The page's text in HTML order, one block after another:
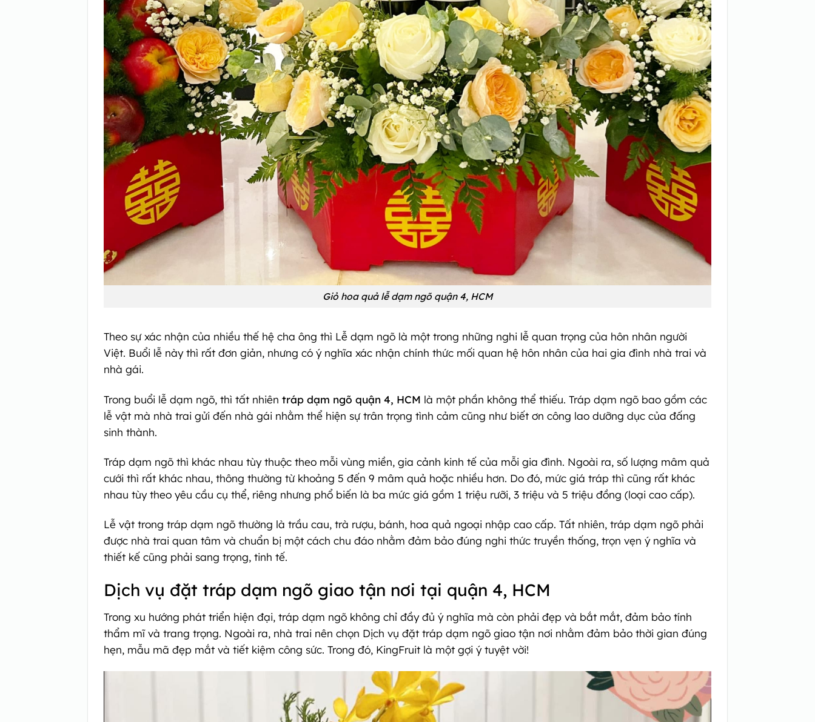
Giỏ hoa quả lễ dạm ngõ quận 4, HCM
Theo sự xác nhận của nhiều thế hệ cha ông thì Lễ dạm ngõ là một trong những nghi lễ quan trọng của hôn nhân người
Việt. Buổi lễ này thì rất đơn giản, nhưng có ý nghĩa xác nhận chính thức mối quan hệ hôn nhân của hai gia đình nhà trai và
nhà gái.
Trong buổi lễ dạm ngõ, thì tất nhiêntráp dạm ngõ quận 4, HCM là một phần không thể thiếu. Tráp dạm ngõ bao gồm các
lễ vật mà nhà trai gửi đến nhà gái nhằm thể hiện sự trân trọng tình cảm cũng như biết ơn công lao dưỡng dục của đấng
sinh thành.
Tráp dạm ngõ thì khác nhau tùy thuộc theo mỗi vùng miền, gia cảnh kinh tế của mỗi gia đình. Ngoài ra, số lượng mâm quả
cưới thì rất khác nhau, thông thường từ khoảng 5 đến 9 mâm quả hoặc nhiều hơn. Do đó, mức giá tráp thì cũng rất khác
nhau tùy theo yêu cầu cụ thể, riêng nhưng phổ biến là ba mức giá gồm 1 triệu rưỡi, 3 triệu và 5 triệu đồng (loại cao cấp).
Lễ vật trong tráp dạm ngõ thường là trầu cau, trà rượu, bánh, hoa quả ngoại nhập cao cấp. Tất nhiên, tráp dạm ngõ phải
được nhà trai quan tâm và chuẩn bị một cách chu đáo nhằm đảm bảo đúng nghi thức truyền thống, trọn vẹn ý nghĩa và
thiết kế cũng phải sang trọng, tinh tế.
Dịch vụ đặt tráp dạm ngõ giao tận nơi tại quận 4, HCM
Trong xu hướng phát triển hiện đại, tráp dạm ngõ không chỉ đầy đủ ý nghĩa mà còn phải đẹp và bắt mắt, đảm bảo tính
thẩm mĩ và trang trọng. Ngoài ra, nhà trai nên chọn Dịch vụ đặt tráp dạm ngõ giao tận nơi nhằm đảm bảo thời gian đúng
hẹn, mẫu mã đẹp mắt và tiết kiệm công sức. Trong đó, KingFruit là một gợi ý tuyệt vời!